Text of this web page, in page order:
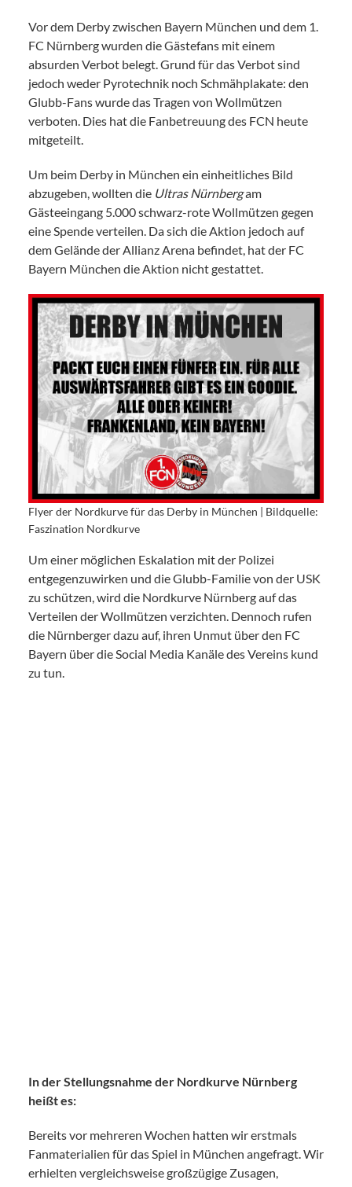
Vor dem Derby zwischen Bayern München und dem 1.
FC Nürnberg wurden die Gästefans mit einem
absurden Verbot belegt. Grund für das Verbot sind
jedoch weder Pyrotechnik noch Schmähplakate: den
Glubb-Fans wurde das Tragen von Wollmützen
verboten. Dies hat die Fanbetreuung des FCN heute
mitgeteilt.
Um beim Derby in München ein einheitliches Bild
abzugeben, wollten die Ultras Nürnbergam
Gästeeingang 5.000 schwarz-rote Wollmützen gegen
eine Spende verteilen. Da sich die Aktion jedoch auf
dem Gelände der Allianz Arena befindet, hat der FC
Bayern München die Aktion nicht gestattet.
Flyer der Nordkurve für das Derby in München | Bildquelle:
Faszination Nordkurve
Um einer möglichen Eskalation mit der Polizei
entgegenzuwirken und die Glubb-Familie von der USK
zu schützen, wird die Nordkurve Nürnberg auf das
Verteilen der Wollmützen verzichten. Dennoch rufen
die Nürnberger dazu auf, ihren Unmut über den FC
Bayern über die Social Media Kanäle des Vereins kund
zu tun.
In der Stellungsnahme der Nordkurve Nürnberg
heißt es:
Bereits vor mehreren Wochen hatten wir erstmals
Fanmaterialien für das Spiel in München angefragt. Wir
erhielten vergleichsweise großzügige Zusagen,